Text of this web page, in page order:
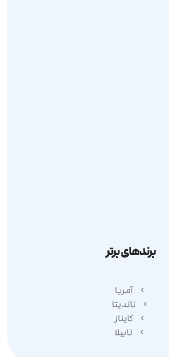
برندهای برتر
آمریا
ناندیتا
کایناز
نابیلا